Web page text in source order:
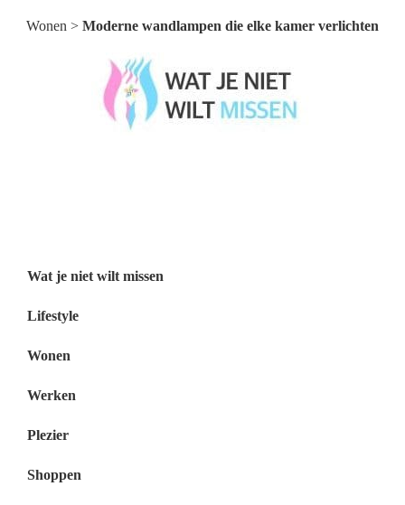
Wonen > Moderne wandlampen die elke kamer verlichten
Wat je niet wilt missen
Lifestyle
Wonen
Werken
Plezier
Shoppen